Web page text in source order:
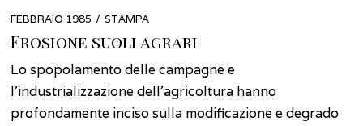
POSTED
ON
FEBBRAIO 1985 DICEMBRE
2021
STAMPA
Erosione suoli agrari
Lo spopolamento delle campagne e
l’industrializzazione dell’agricoltura hanno
profondamente inciso sulla modificazione e degrado